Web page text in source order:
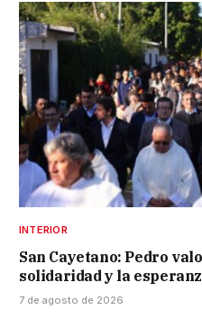
INTERIOR
San Cayetano: Pedro
solidaridad y la
7 de agosto de 2026